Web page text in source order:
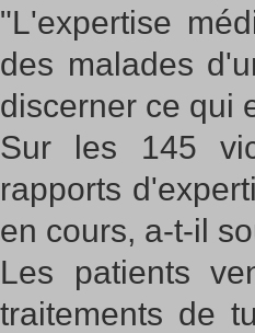
"L'expertise
des malades
discerner ce qui
Sur les 145
rapports
en cours, a-t-il
Les patients
traitements de